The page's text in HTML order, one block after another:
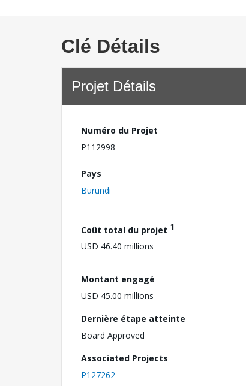
Clé Détails
Projet Détails
Numéro du Projet
P112998
Pays
Burundi
Coût total du projet 1
USD 46.40 millions
Montant engagé
USD 45.00 millions
Dernière étape atteinte
Board Approved
Associated Projects
P127262